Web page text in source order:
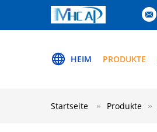
HEIM PRODUKTE
Startseite Produkte